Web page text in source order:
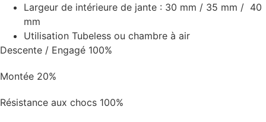
Largeur de intérieure de jante : 30 mm / 35 mm / 40
mm
Utilisation Tubeless ou chambre à air
Descente / Engagé 100%
Montée 20%
Résistance aux chocs 100%